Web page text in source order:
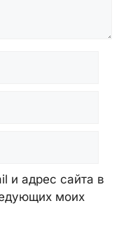
и адрес сайта в
моих